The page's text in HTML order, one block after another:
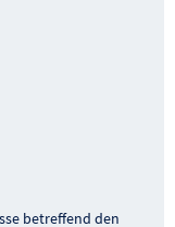
betreffend den